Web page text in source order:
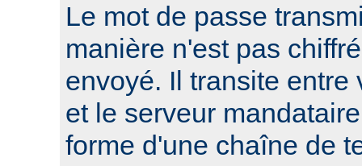
Le mot de passe
manière n'est pas
envoyé. Il transite entre
et le serveur
forme d'une chaîne de